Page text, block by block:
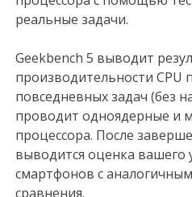
реальные задачи.
Geekbench 5 выводит
производительности CPU
повседневных задач (без
проводит одноядерные и
процессора. После
выводится оценка вашего
смартфонов с
сравнения.